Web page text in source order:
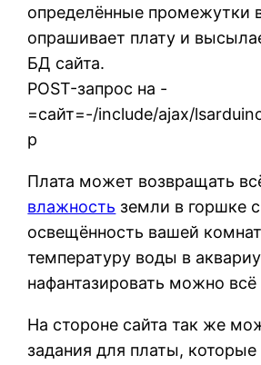
определённые промежутки
опрашивает плату и
БД сайта.
POST-запрос на -
=сайт=-/include/ajax/
p
Плата может возвращать
влажность земли в горшке
освещённость вашей
температуру воды в
нафантазировать можно всё
На стороне сайта так же
задания для платы,